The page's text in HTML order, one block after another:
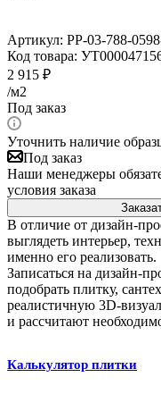
Артикул: PP-03-788-
Код товара:
2 915 ₽
/м2
Под заказ
Уточнить наличие
Под заказ
Наши менеджеры
условия заказа
В отличие от дизайн-
выглядеть интерьер,
именно его реализовать.
Записаться на дизайн-
подобрать плитку,
реалистичную 3D-
и рассчитают
Калькулятор плитки